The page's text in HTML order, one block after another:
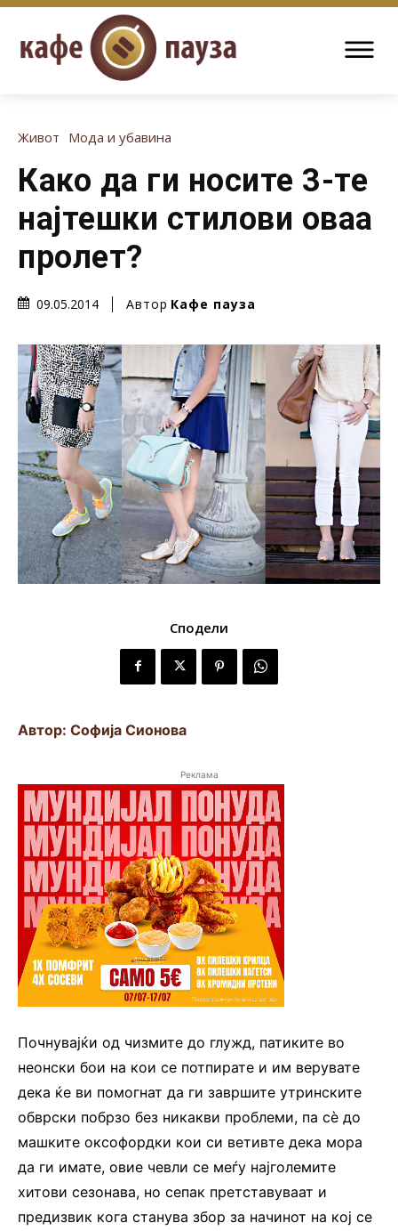
Живот Мода и убавина
Како да ги носите 3-те
најтешки стилови оваа
пролет?
09.05.2014 Автор Кафе пауза
Сподели
Автор: Софија Сионова
Реклама
Почнувајќи од чизмите до глужд, патиките во
неонски бои на кои се потпирате и им верувате
дека ќе ви помогнат да ги завршите утринските
обврски побрзо без никакви проблеми, па сѐ до
машките оксофордки кои си ветивте дека мора
да ги имате, овие чевли се меѓу најголемите
хитови сезонава, но сепак претставуваат и
предизвик кога станува збор за начинот на кој се